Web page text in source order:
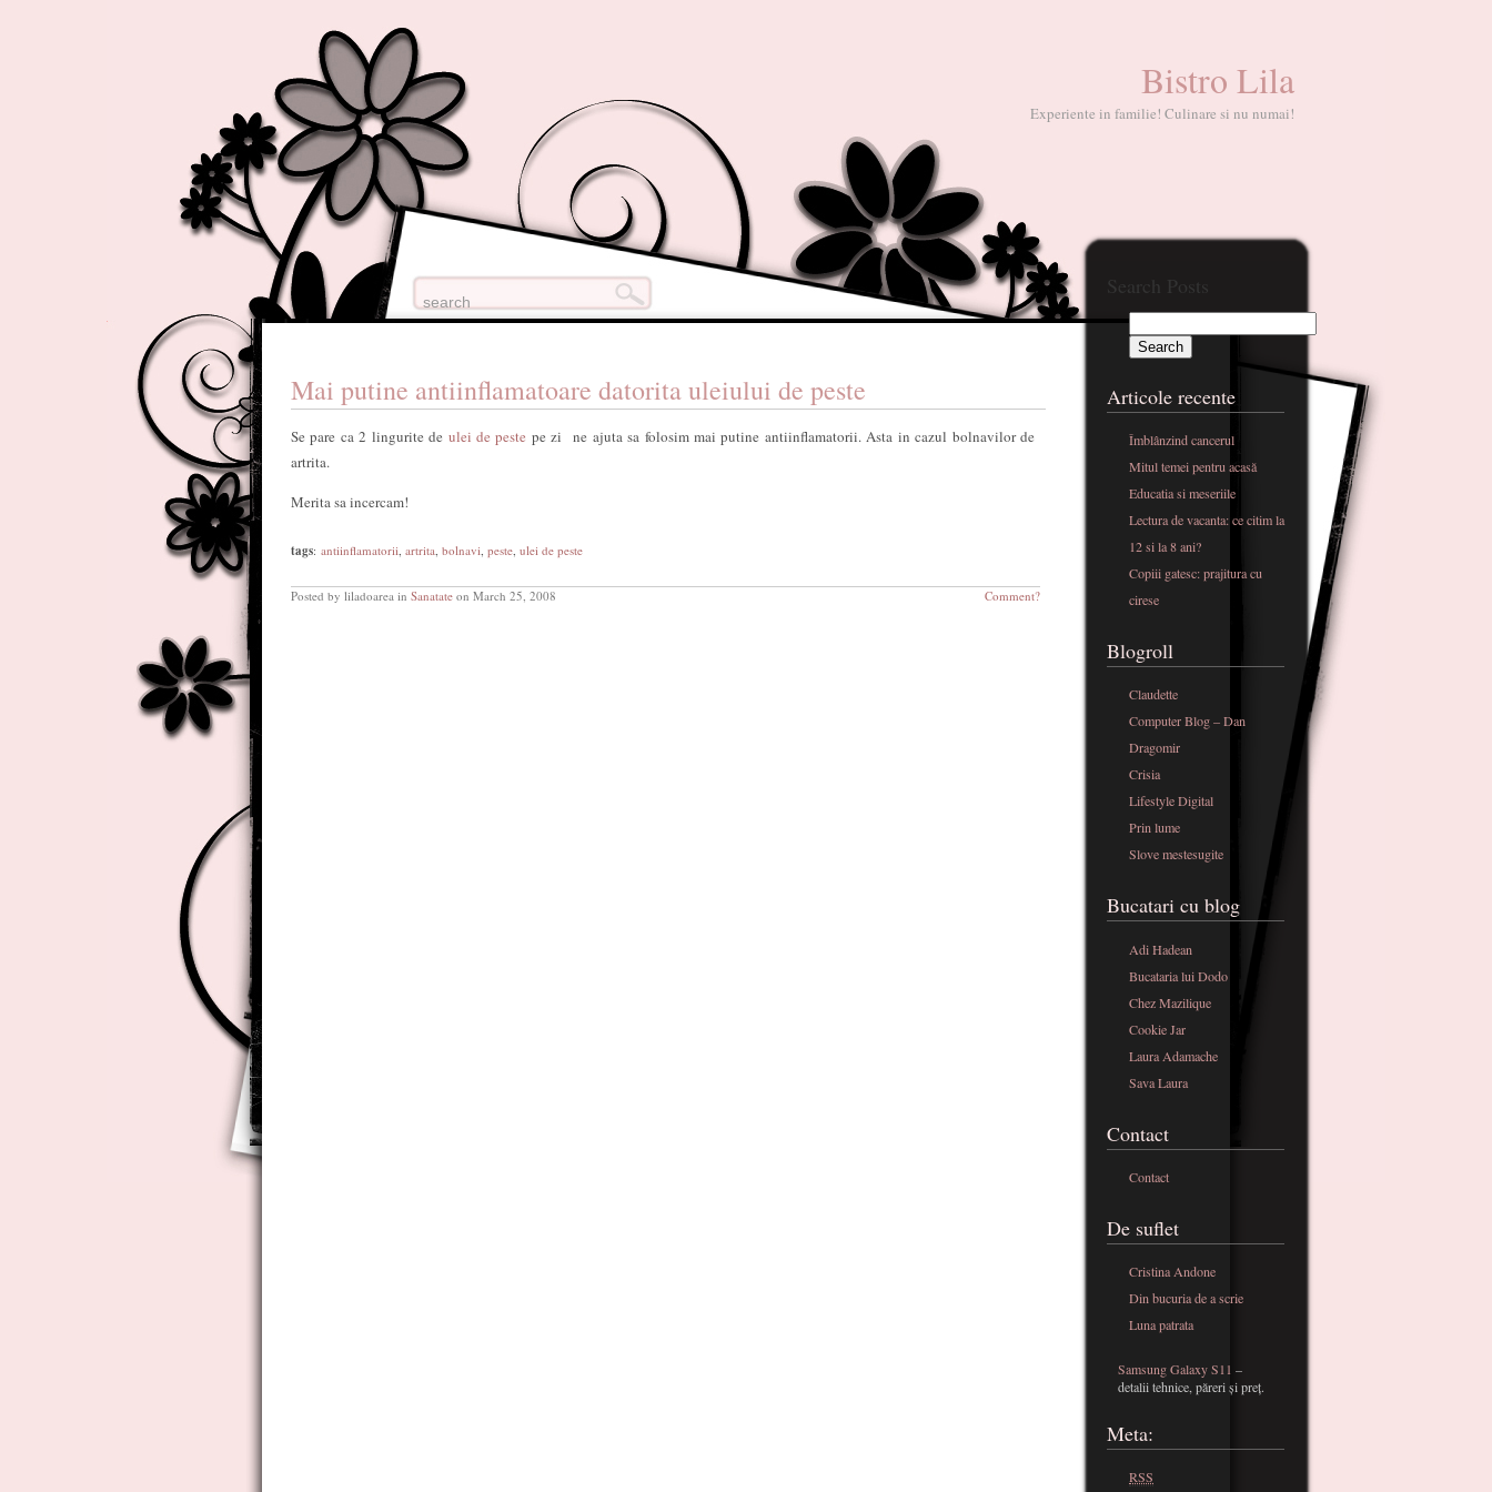
Bistro Lila
Experiente in familie! Culinare si nu numai!
Mai putine antiinflamatoare datorita uleiului de peste
Se pare ca 2 lingurite de ulei de peste pe zi ne ajuta sa folosim mai putine antiinflamatorii. Asta in cazul bolnavilor de
artrita.
Merita sa incercam!
tags: antiinflamatorii, artrita, bolnavi, peste, ulei de peste
Posted by liladoarea in Sanatate on March 25, 2008 Comment?
Search Posts
Articole recente
Îmblânzind cancerul
Mitul temei pentru acasă
Educatia si meseriile
Lectura de vacanta: ce citim la
12 si la 8 ani?
Copiii gatesc: prajitura cu
cirese
Blogroll
Claudette
Computer Blog – Dan
Dragomir
Crisia
Lifestyle Digital
Prin lume
Slove mestesugite
Bucatari cu blog
Adi Hadean
Bucataria lui Dodo
Chez Mazilique
Cookie Jar
Laura Adamache
Sava Laura
Contact
Contact
De suflet
Cristina Andone
Din bucuria de a scrie
Luna patrata
Samsung Galaxy S11 –
detalii tehnice, păreri și preț.
Meta:
RSS